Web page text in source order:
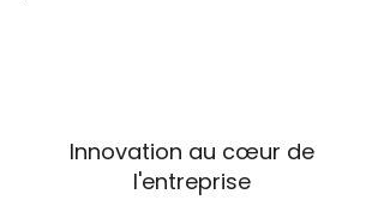
Innovation au cœur de
l'entreprise